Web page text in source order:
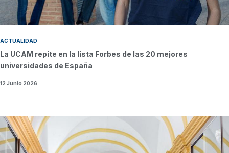
ACTUALIDAD
La UCAM repite en la lista Forbes de las 20 mejores
universidades de España
12 Junio 2026